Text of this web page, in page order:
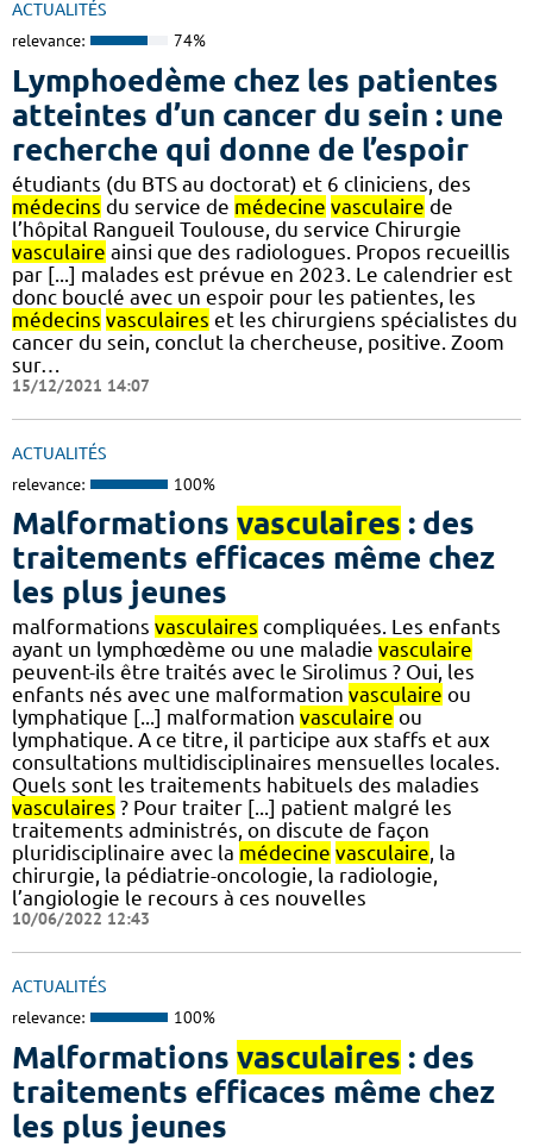
ACTUALITÉS
relevance: 74%
Lymphoedème chez les patientes
atteintes d’un cancer du sein : une
recherche qui donne de l’espoir
étudiants (du BTS au doctorat) et 6 cliniciens, des
médecins du service de médecine vasculaire de
l’hôpital Rangueil Toulouse, du service Chirurgie
vasculaire ainsi que des radiologues. Propos recueillis
par [...] malades est prévue en 2023. Le calendrier est
donc bouclé avec un espoir pour les patientes, les
médecins vasculaires et les chirurgiens spécialistes du
cancer du sein, conclut la chercheuse, positive. Zoom
sur…
15/12/2021 14:07
ACTUALITÉS
relevance: 100%
Malformations vasculaires : des
traitements efficaces même chez
les plus jeunes
malformations vasculaires compliquées. Les enfants
ayant un lymphœdème ou une maladie vasculaire
peuvent-ils être traités avec le Sirolimus ? Oui, les
enfants nés avec une malformation vasculaire ou
lymphatique [...] malformation vasculaire ou
lymphatique. A ce titre, il participe aux staffs et aux
consultations multidisciplinaires mensuelles locales.
Quels sont les traitements habituels des maladies
vasculaires ? Pour traiter [...] patient malgré les
traitements administrés, on discute de façon
pluridisciplinaire avec la médecine vasculaire, la
chirurgie, la pédiatrie-oncologie, la radiologie,
l’angiologie le recours à ces nouvelles
10/06/2022 12:43
ACTUALITÉS
relevance: 100%
Malformations vasculaires : des
traitements efficaces même chez
les plus jeunes